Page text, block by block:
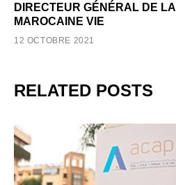
DIRECTEUR GÉNÉRAL DE LA
MAROCAINE VIE
12 OCTOBRE 2021
RELATED POSTS